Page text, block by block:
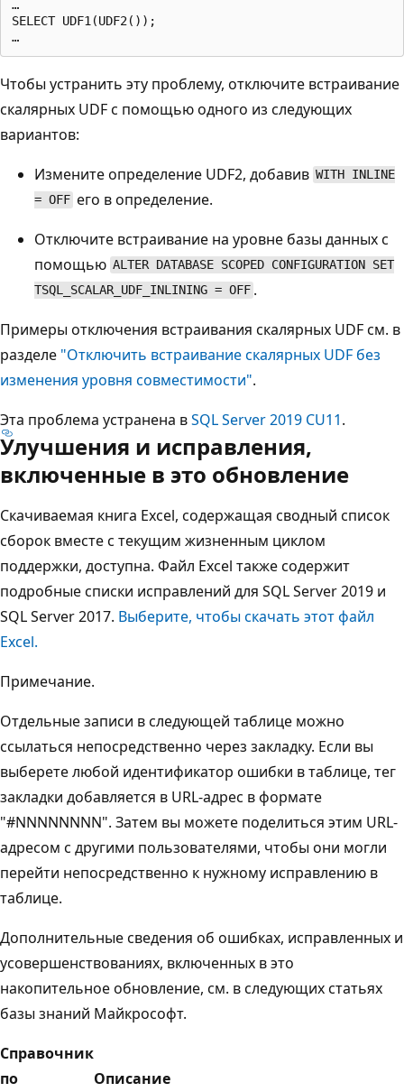
…
SELECT UDF1(UDF2());
Чтобы устранить эту проблему, отключите встраивание
скалярных UDF с помощью одного из следующих
вариантов:
Измените определение UDF2, добавив WITH INLINE
= OFF его в определение.
Отключите встраивание на уровне базы данных с
помощью ALTER DATABASE SCOPED CONFIGURATION SET
TSQL_SCALAR_UDF_INLINING = OFF .
Примеры отключения встраивания скалярных UDF см. в
разделе "Отключить встраивание скалярных UDF без
изменения уровня совместимости".
Эта проблема устранена вSQL Server 2019 CU11.
Улучшения и исправления,
включенные в это обновление
Скачиваемая книга Excel, содержащая сводный список
сборок вместе с текущим жизненным циклом
поддержки, доступна. Файл Excel также содержит
подробные списки исправлений для SQL Server 2019 и
SQL Server 2017. Выберите, чтобы скачать этот файл
Excel.
Примечание.
Отдельные записи в следующей таблице можно
ссылаться непосредственно через закладку. Если вы
выберете любой идентификатор ошибки в таблице, тег
закладки добавляется в URL-адрес в формате
"#NNNNNNNN". Затем вы можете поделиться этим URL-
адресом с другими пользователями, чтобы они могли
перейти непосредственно к нужному исправлению в
таблице.
Дополнительные сведения об ошибках, исправленных и
усовершенствованиях, включенных в это
накопительное обновление, см. в следующих статьях
базы знаний Майкрософт.
Справочник
по
Описание